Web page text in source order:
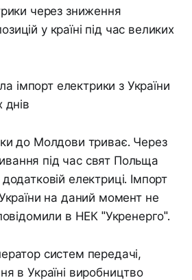
через зниження
у країні під час великих
до Молдови триває. Через
під час свят Польща
електриці. Імпорт
України на даний момент не
в НЕК "Укренерго".
систем передачі,
в Україні виробництво